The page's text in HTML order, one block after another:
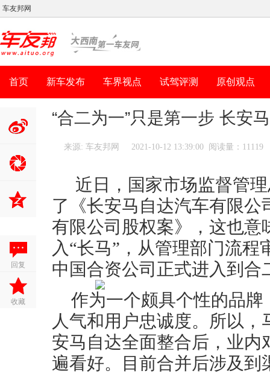
车友邦网
首页 新车发布 车界视点 试驾评测 原创观点
浪微博
回复
收藏
“合二为一”只是第一步 长安
来源: 车友邦网 2021-10-12 13:39:00 阅读量：11119
近日，国家市场监督管
了《长安马自达汽车有限
有限公司股权案》，这也意
入“长马”，从管理部门流
中国合资公司正式进入到合
作为一个颇具个性的品
人气和用户忠诚度。所以
安马自达全面整合后，业
遍看好。目前合并后涉及